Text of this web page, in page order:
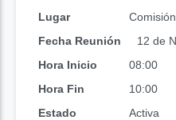
Lugar
Fecha Reunión
12 de
Hora Inicio
08:00
Hora Fin
10:00
Estado
Activa